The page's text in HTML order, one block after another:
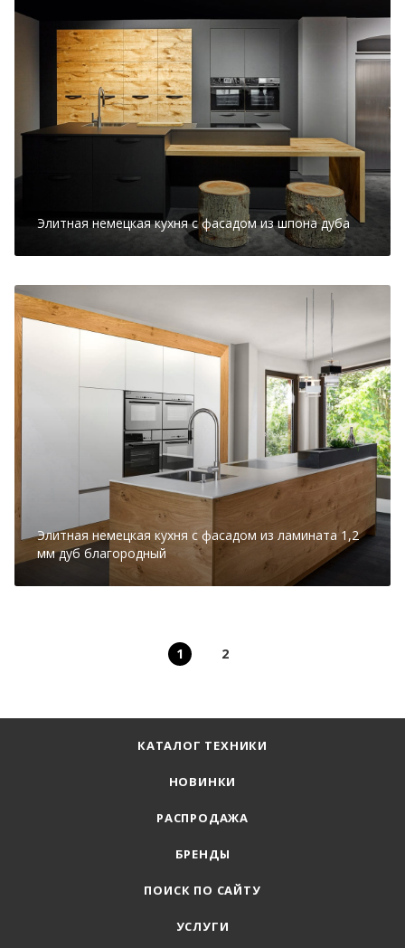
Элитная немецкая кухня с фасадом из шпона дуба
Элитная немецкая кухня с фасадом из ламината 1,2
мм дуб благородный
1 2
КАТАЛОГ ТЕХНИКИ
НОВИНКИ
РАСПРОДАЖА
БРЕНДЫ
ПОИСК ПО САЙТУ
УСЛУГИ